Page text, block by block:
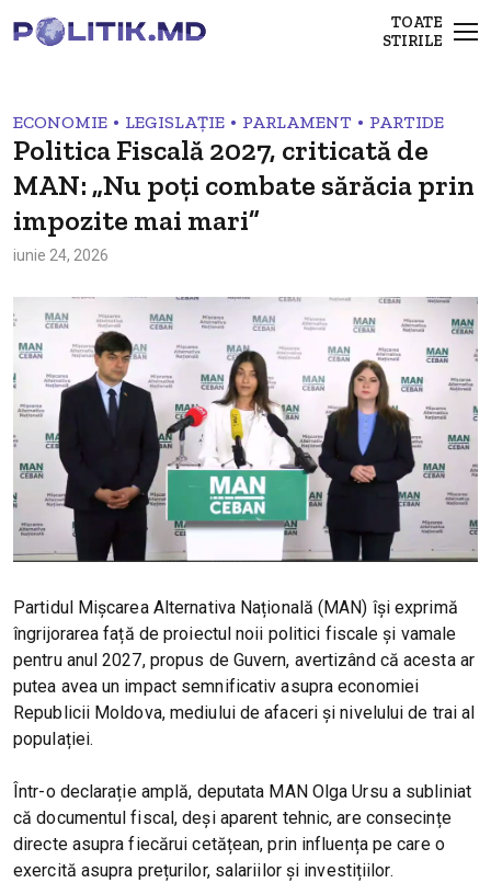
TOATE
STIRILE
ECONOMIE • LEGISLAȚIE • PARLAMENT • PARTIDE
Politica Fiscală 2027, criticată de
MAN: „Nu poți combate sărăcia prin
impozite mai mari”
iunie 24, 2026
Partidul Mișcarea Alternativa Națională (MAN) își exprimă
îngrijorarea față de proiectul noii politici fiscale și vamale
pentru anul 2027, propus de Guvern, avertizând că acesta ar
putea avea un impact semnificativ asupra economiei
Republicii Moldova, mediului de afaceri și nivelului de trai al
populației.
Într-o declarație amplă, deputata MAN Olga Ursu a subliniat
că documentul fiscal, deși aparent tehnic, are consecințe
directe asupra fiecărui cetățean, prin influența pe care o
exercită asupra prețurilor, salariilor și investițiilor.